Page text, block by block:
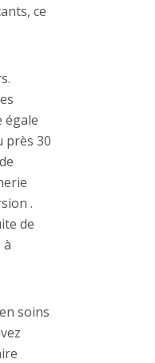
ce
égale
près 30
.
de
à
soins